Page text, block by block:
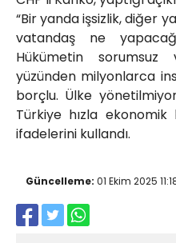
“Bir yanda işsizlik, diğer
vatandaş ne
Hükümetin sorumsuz
yüzünden milyonlarca
borçlu. Ülke
Türkiye hızla
ifadelerini kullandı.
Güncelleme: 01 Ekim 2025